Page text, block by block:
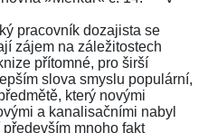
pracovník dozajista se
zájem na záležitostech
přítomné, pro širší
slova smyslu populární,
který novými
a kanalisačními nabyl
mnoho fakt